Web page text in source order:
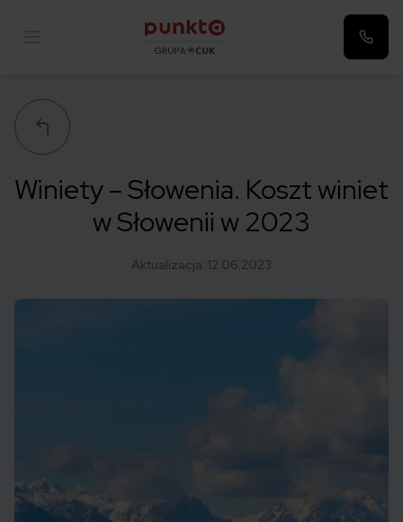
Winiety – Słowenia. Koszt winiet
w Słowenii w 2023
Aktualizacja: 12.06.2023